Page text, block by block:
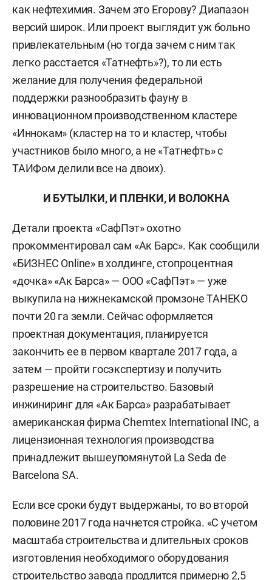
как нефтехимия. Зачем это Егорову? Диапазон
версий широк. Или проект выглядит уж больно
привлекательным (но тогда зачем с ним так
легко расстается «Татнефть»?), то ли есть
желание для получения федеральной
поддержки разнообразить фауну в
инновационном производственном кластере
«Иннокам» (кластер на то и кластер, чтобы
участников было много, а не «Татнефть» с
ТАИФом делили все на двоих).
И БУТЫЛКИ, И ПЛЕНКИ, И ВОЛОКНА
Детали проекта «СафПэт» охотно
прокомментировал сам «Ак Барс». Как сообщили
«БИЗНЕС Online» в холдинге, стопроцентная
«дочка» «Ак Барса» — ООО «СафПэт» — уже
выкупила на нижнекамской промзоне ТАНЕКО
почти 20 га земли. Сейчас оформляется
проектная документация, планируется
закончить ее в первом квартале 2017 года, а
затем — пройти госэкспертизу и получить
разрешение на строительство. Базовый
инжиниринг для «Ак Барса» разрабатывает
американская фирма Chemtex International INC, а
лицензионная технология производства
принадлежит вышеупомянутой La Seda de
Barcelona SA.
Если все сроки будут выдержаны, то во второй
половине 2017 года начнется стройка. «С учетом
масштаба строительства и длительных сроков
изготовления необходимого оборудования
строительство завода продлится примерно 2,5